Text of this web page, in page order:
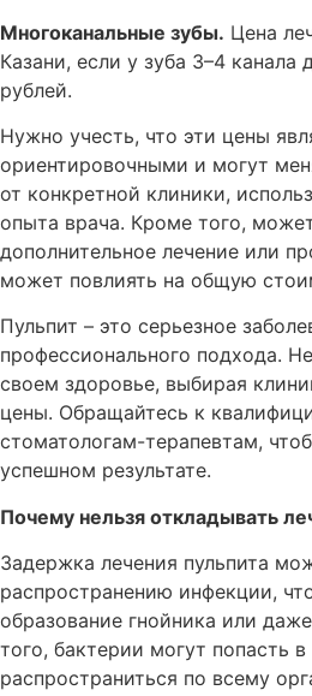
Многоканальные зубы. Цена
Казани, если у зуба 3–4 канала
рублей.
Нужно учесть, что эти цены
ориентировочными и могут
от конкретной клиники,
опыта врача. Кроме того,
дополнительное лечение или
может повлиять на общую
Пульпит – это серьезное
профессионального подхода.
своем здоровье, выбирая
цены. Обращайтесь к
стоматологам-терапевтам,
успешном результате.
Почему нельзя откладывать
Задержка лечения пульпита
распространению инфекции,
образование гнойника или
того, бактерии могут попасть
распространиться по всему